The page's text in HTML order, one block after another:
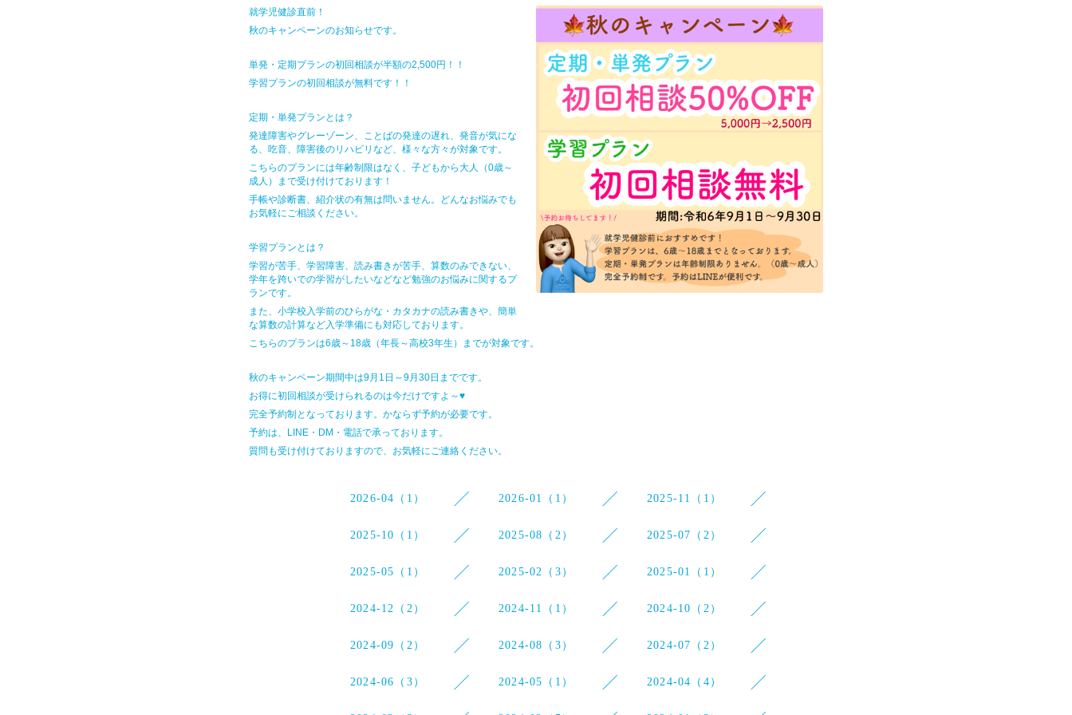
就学児健診直前！
秋のキャンペーンのお知らせです。
単発・定期プランの初回相談が半額の2,500円！！
学習プランの初回相談が無料です！！
定期・単発プランとは？
発達障害やグレーゾーン、ことばの発達の遅れ、発音が気にな
る、吃音、障害後のリハビリなど、様々な方々が対象です。
こちらのプランには年齢制限はなく、子どもから大人（0歳～
成人）まで受け付けております！
手帳や診断書、紹介状の有無は問いません。どんなお悩みでも
お気軽にご相談ください。
学習プランとは？
学習が苦手、学習障害、読み書きが苦手、算数のみできない、
学年を跨いでの学習がしたいなどなど勉強のお悩みに関するプ
ランです。
また、小学校入学前のひらがな・カタカナの読み書きや、簡単
な算数の計算など入学準備にも対応しております。
こちらのプランは6歳～18歳（年長～高校3年生）までが対象です。
秋のキャンペーン期間中は9月1日～9月30日までです。
お得に初回相談が受けられるのは今だけですよ～♥
完全予約制となっております。かならず予約が必要です。
予約は、LINE・DM・電話で承っております。
質問も受け付けておりますので、お気軽にご連絡ください。
2026-04（1） 2026-01（1） 2025-11（1）
2025-10（1） 2025-08（2） 2025-07（2）
2025-05（1） 2025-02（3） 2025-01（1）
2024-12（2） 2024-11（1） 2024-10（2）
2024-09（2） 2024-08（3） 2024-07（2）
2024-06（3） 2024-05（1） 2024-04（4）